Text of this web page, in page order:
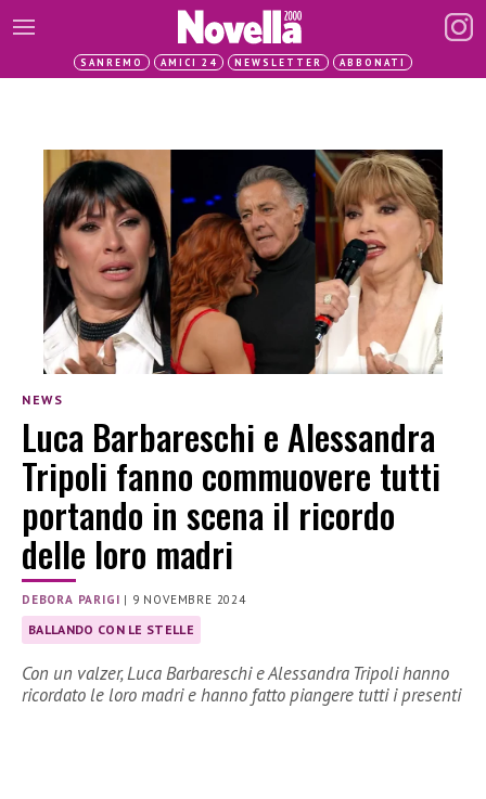
SANREMO AMICI 24 NEWSLETTER ABBONATI
NEWS
Luca Barbareschi e Alessandra
Tripoli fanno commuovere tutti
portando in scena il ricordo
delle loro madri
DEBORA PARIGI | 9 NOVEMBRE 2024
BALLANDO CON LE STELLE
Con un valzer, Luca Barbareschi e Alessandra Tripoli hanno
ricordato le loro madri e hanno fatto piangere tutti i presenti